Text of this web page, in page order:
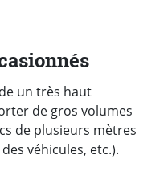
un très haut
de gros volumes
de plusieurs mètres
véhicules, etc.).